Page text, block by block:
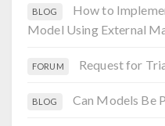
BLOG
How to
Model Using External
FORUM Request for
BLOG Can Models Be